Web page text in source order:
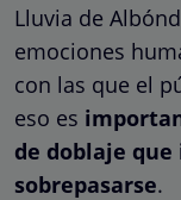
Lluvia de
emociones
con las que el
eso es
de doblaje
sobrepasarse.